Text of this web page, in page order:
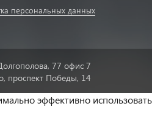
персональных данных
77 офис 7
проспект Победы, 14
эффективно